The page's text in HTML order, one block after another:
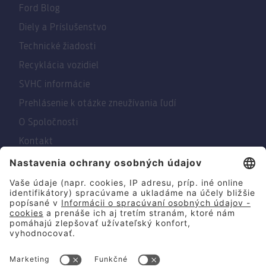
Ford Blog
Diely a Príslušenstvo
Technické žiadosti
Recyklácia vozidiel
SVHC informácie
Prehlásenie k otázke zneužívania ľudí
O Spoločnosti
Kontakt
© 2026 Summit Motors Slovakia